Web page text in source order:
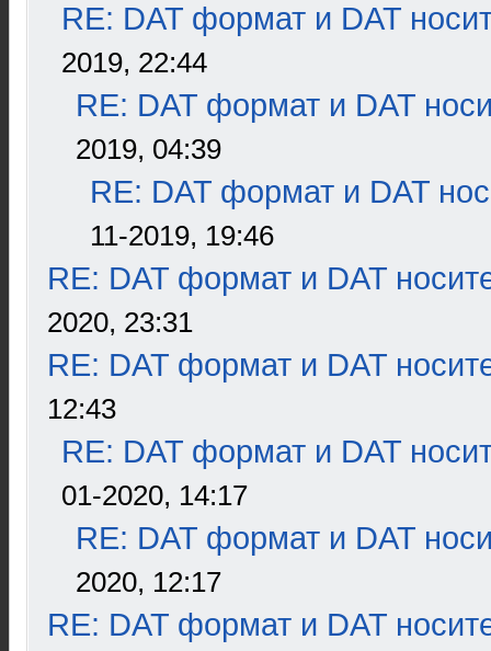
RE: DAT формат и DAT
2019, 22:44
RE: DAT формат и DAT
2019, 04:39
RE: DAT формат и DAT
11-2019, 19:46
RE: DAT формат и DAT
2020, 23:31
RE: DAT формат и DAT
12:43
RE: DAT формат и DAT
01-2020, 14:17
RE: DAT формат и DAT
2020, 12:17
RE: DAT формат и DAT